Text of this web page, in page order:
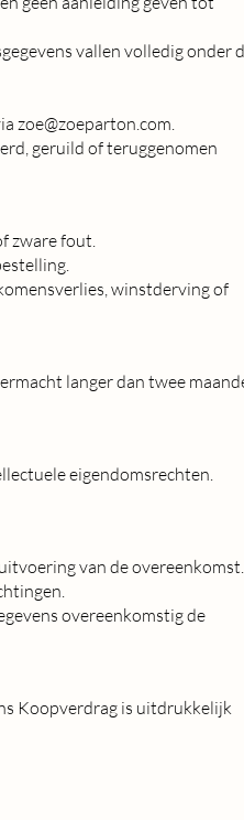
vallen volledig onder
zoe@zoeparton.com
geruild of teruggenomen
zware fout.
winstderving of
langer dan twee
eigendomsrechten.
van de overeenkomst.
overeenkomstig de
Koopverdrag is uitdrukkelijk